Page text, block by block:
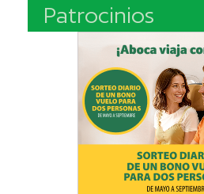
Patrocinios